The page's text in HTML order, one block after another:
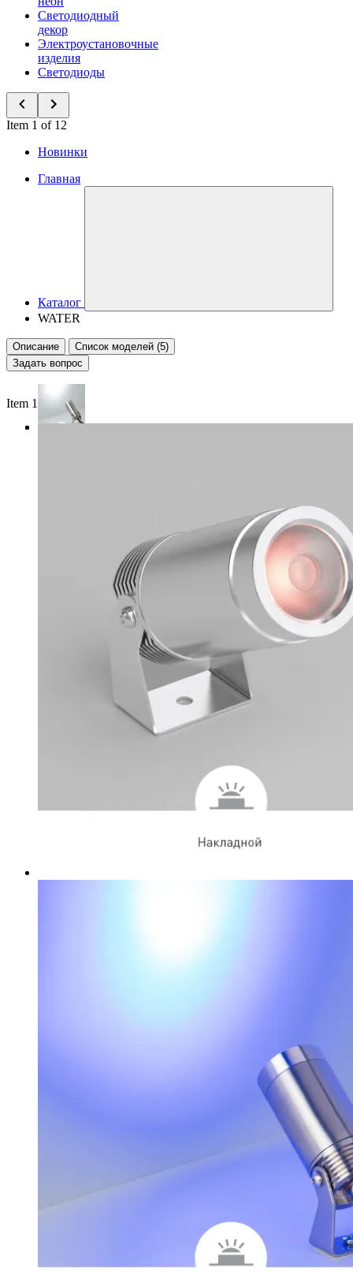
Светодиодный
декор
Электроустановочные
изделия
Светодиоды
Item 1 of 12
Новинки
Главная
Каталог
WATER
Описание
Список моделей (5)
Задать вопрос
Item 1 of 4